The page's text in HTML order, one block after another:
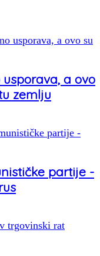
a ovo
zemlju
partije -